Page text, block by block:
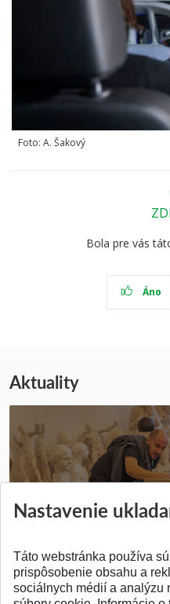
Foto: A. Šakový
Bola pre vás
Áno
Aktuality
Pridané 14.07.2026
Nastavenie
Táto webstránka používa
prispôsobenie obsahu a
sociálnych médií a analýzu